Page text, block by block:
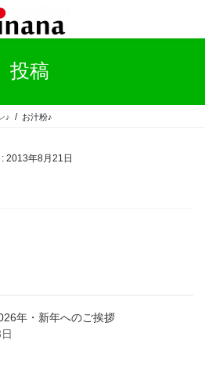
投稿
♪ お汁粉♪
2013年8月21日
年・新年へのご挨拶